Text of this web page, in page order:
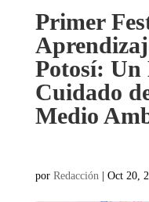
Primer
Potosí: Un
Cuidado
Medio
por Redacción | Oct 20,